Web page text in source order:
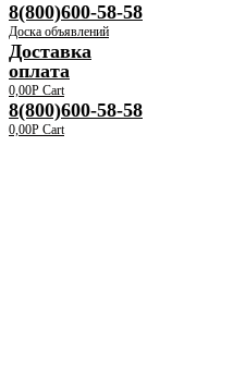
8(800)600-58-58
Доска объявлений
Доставка
оплата
0,00Р Cart
8(800)600-58-58
0,00Р Cart